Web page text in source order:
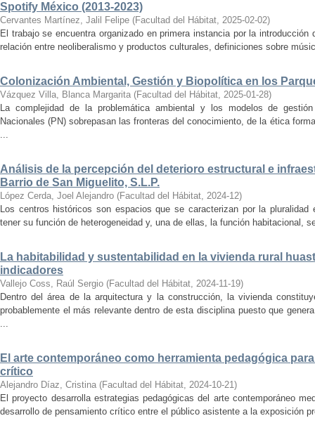
Spotify México (2013-2023)
Cervantes Martínez, Jalil Felipe (Facultad del Hábitat, 2025-02-02)
El trabajo se encuentra organizado en primera instancia por la
relación entre neoliberalismo y productos culturales, definiciones sobre
Colonización Ambiental, Gestión y Biopolítica en los
Vázquez Villa, Blanca Margarita (Facultad del Hábitat, 2025-01-28)
La complejidad de la problemática ambiental y los modelos de
Nacionales (PN) sobrepasan las fronteras del conocimiento, de la ética
...
Análisis de la percepción del deterioro estructural e
Barrio de San Miguelito, S.L.P.
López Cerda, Joel Alejandro (Facultad del Hábitat, 2024-12)
Los centros históricos son espacios que se caracterizan por la
tener su función de heterogeneidad y, una de ellas, la función habitacional,
La habitabilidad y sustentabilidad en la vivienda rural
indicadores
Vallejo Coss, Raúl Sergio (Facultad del Hábitat, 2024-11-19)
Dentro del área de la arquitectura y la construcción, la vivienda
probablemente el más relevante dentro de esta disciplina puesto que
...
El arte contemporáneo como herramienta pedagógica
crítico
Alejandro Díaz, Cristina (Facultad del Hábitat, 2024-10-21)
El proyecto desarrolla estrategias pedagógicas del arte contemporáneo
desarrollo de pensamiento crítico entre el público asistente a la exposición